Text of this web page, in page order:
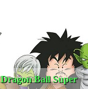
Dragon Ball Super